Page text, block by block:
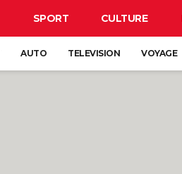
SPORT CULTURE
AUTO TELEVISION VOYAGE